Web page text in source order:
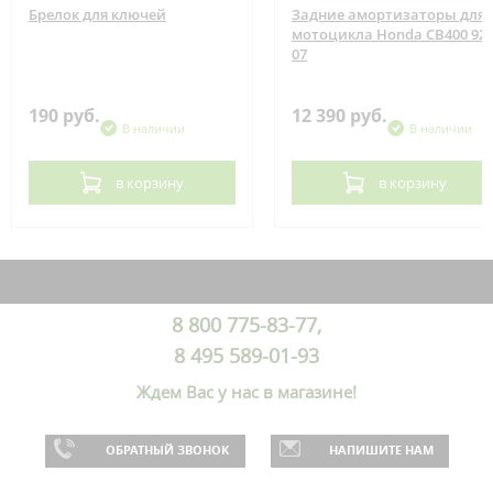
Брелок для ключей
190 руб.
В наличии
в корзину
Задние амортизаторы для
мотоцикла Honda CB400 92-
07
12 390 руб.
В наличии
в корзину
8 800 775-83-77,
8 495 589-01-93
Ждем Вас у нас в магазине!
ОБРАТНЫЙ ЗВОНОК НАПИШИТЕ НАМ